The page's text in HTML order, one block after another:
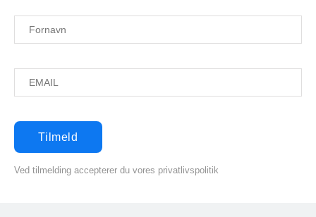
Ved tilmelding accepterer du vores privatlivspolitik